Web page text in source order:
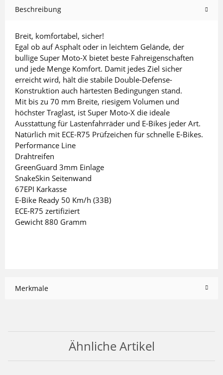
Beschreibung
Breit, komfortabel, sicher!
Egal ob auf Asphalt oder in leichtem Gelände, der
bullige Super Moto-X bietet beste Fahreigenschaften
und jede Menge Komfort. Damit jedes Ziel sicher
erreicht wird, hält die stabile Double-Defense-
Konstruktion auch härtesten Bedingungen stand.
Mit bis zu 70 mm Breite, riesigem Volumen und
höchster Traglast, ist Super Moto-X die ideale
Ausstattung für Lastenfahrräder und E-Bikes jeder Art.
Natürlich mit ECE-R75 Prüfzeichen für schnelle E-Bikes.
Performance Line
Drahtreifen
GreenGuard 3mm Einlage
SnakeSkin Seitenwand
67EPI Karkasse
E-Bike Ready 50 Km/h (33B)
ECE-R75 zertifiziert
Gewicht 880 Gramm
Merkmale
Ähnliche Artikel